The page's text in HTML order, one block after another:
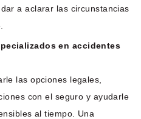
a aclarar las circunstancias
en accidentes
las opciones legales,
con el seguro y ayudarle
al tiempo. Una